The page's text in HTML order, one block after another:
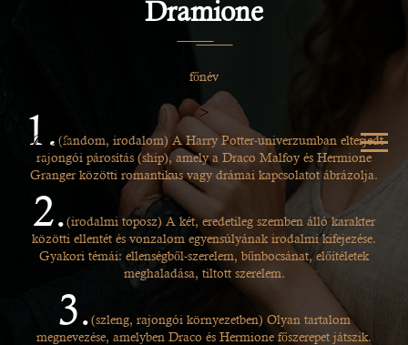
Dramione
főnév
>
1.(fandom, irodalom) A Harry Potter-univerzumban elterjedt
rajongói párosítás (ship), amely a Draco Malfoy és Hermione
Granger közötti romantikus vagy drámai kapcsolatot ábrázolja.
2.(irodalmi toposz) A két, eredetileg szemben álló karakter
közötti ellentét és vonzalom egyensúlyának irodalmi kifejezése.
Gyakori témái: ellenségből-szerelem, bűnbocsánat, előítéletek
meghaladása, tiltott szerelem.
3.(szleng, rajongói környezetben) Olyan tartalom
megnevezése, amelyben Draco és Hermione főszerepet játszik.